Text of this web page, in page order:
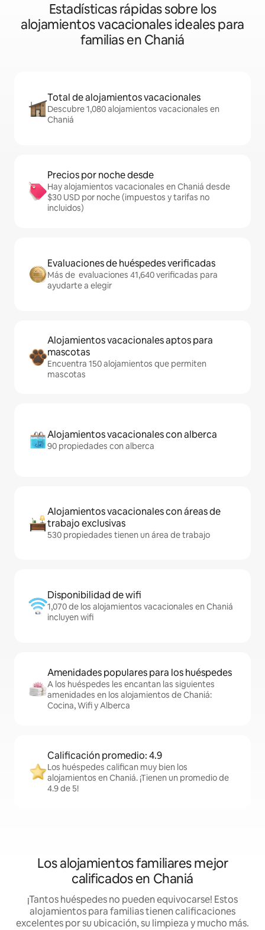
Estadísticas rápidas sobre los
alojamientos vacacionales ideales para
familias en Chaniá
Total de alojamientos vacacionales
Descubre 1,080 alojamientos vacacionales en
Chaniá
Precios por noche desde
Hay alojamientos vacacionales en Chaniá desde
$30 USD por noche (impuestos y tarifas no
incluidos)
Evaluaciones de huéspedes verificadas
Más de evaluaciones 41,640 verificadas para
ayudarte a elegir
Alojamientos vacacionales aptos para
mascotas
Encuentra 150 alojamientos que permiten
mascotas
Alojamientos vacacionales con alberca
90 propiedades con alberca
Alojamientos vacacionales con áreas de
trabajo exclusivas
530 propiedades tienen un área de trabajo
Disponibilidad de wifi
1,070 de los alojamientos vacacionales en Chaniá
incluyen wifi
Amenidades populares para los huéspedes
A los huéspedes les encantan las siguientes
amenidades en los alojamientos de Chaniá:
Cocina, Wifi y Alberca
Calificación promedio: 4.9
Los huéspedes califican muy bien los
alojamientos en Chaniá. ¡Tienen un promedio de
4.9 de 5!
Los alojamientos familiares mejor
calificados en Chaniá
¡Tantos huéspedes no pueden equivocarse! Estos
alojamientos para familias tienen calificaciones
excelentes por su ubicación, su limpieza y mucho más.